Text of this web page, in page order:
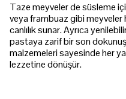
Taze meyveler de süsleme
veya frambuaz gibi
canlılık sunar. Ayrıca
pastaya zarif bir son
malzemeleri sayesinde her
lezzetine dönüşür.